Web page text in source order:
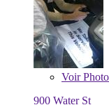
Voir
900 Water St